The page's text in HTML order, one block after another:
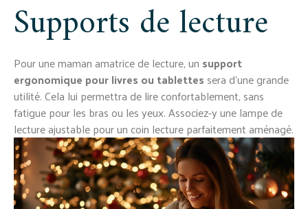
Supports de lecture
Pour une maman amatrice de lecture, un support
ergonomique pour livres ou tablettes sera d’une grande
utilité. Cela lui permettra de lire confortablement, sans
fatigue pour les bras ou les yeux. Associez-y une lampe de
lecture ajustable pour un coin lecture parfaitement aménagé.